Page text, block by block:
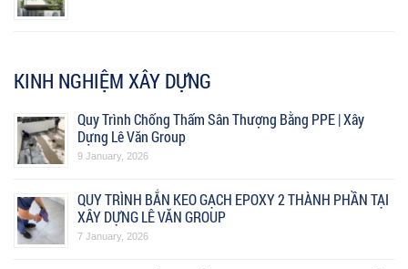
KINH NGHIỆM XÂY DỰNG
Quy Trình Chống Thấm Sân Thượng Bằng PPE | Xây
Dựng Lê Văn Group
9 January, 2026
QUY TRÌNH BẮN KEO GẠCH EPOXY 2 THÀNH PHẦN TẠI
XÂY DỰNG LÊ VĂN GROUP
7 January, 2026